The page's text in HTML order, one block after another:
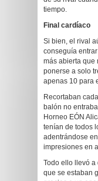
tiempo.
Final cardíaco
Si bien, el rival
conseguía
más abierta que
ponerse a solo
apenas 10 para
Recortaban
balón no
Horneo EÓN
tenían de todos
adentrándose
impresiones en
Todo ello llevó
que se estaban